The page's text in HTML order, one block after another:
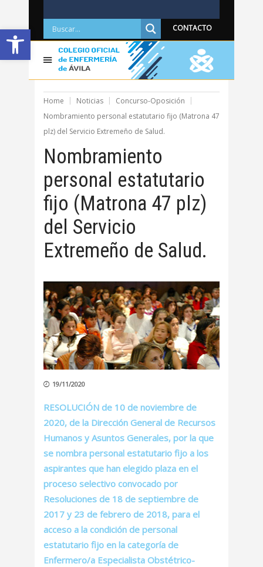
Abrir barra de herramientas CONTACTO
Home Noticias
Concurso-Oposición
Nombramiento personal estatutario fijo (Matrona 47
plz) del Servicio Extremeño de Salud.
Nombramiento
personal estatutario
fijo (Matrona 47 plz)
del Servicio
Extremeño de Salud.
19/11/2020
RESOLUCIÓN de 10 de noviembre de
2020, de la Dirección General de Recursos
Humanos y Asuntos Generales, por la que
se nombra personal estatutario fijo a los
aspirantes que han elegido plaza en el
proceso selectivo convocado por
Resoluciones de 18 de septiembre de
2017 y 23 de febrero de 2018, para el
acceso a la condición de personal
estatutario fijo en la categoría de
Enfermero/a Especialista Obstétrico-